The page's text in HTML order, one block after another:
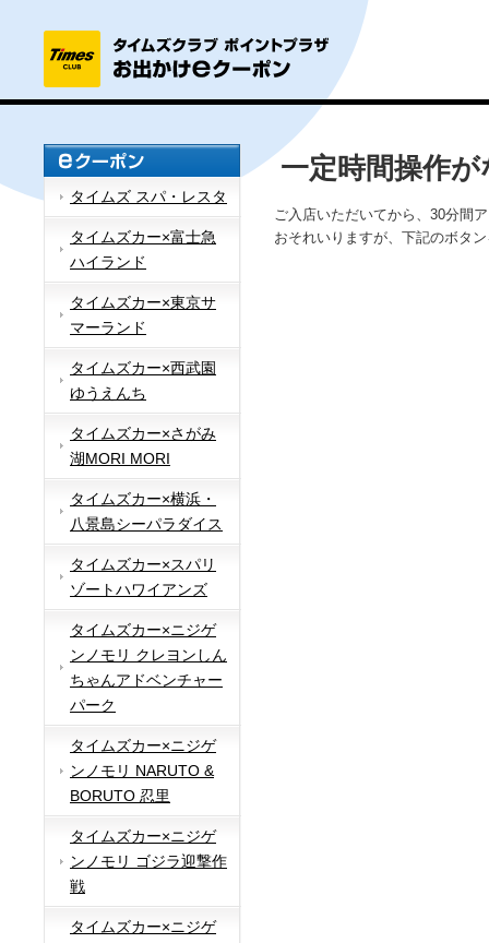
タイムズ スパ・レスタ
タイムズカー×富士急
ハイランド
タイムズカー×東京サ
マーランド
タイムズカー×西武園
ゆうえんち
タイムズカー×さがみ
湖MORI MORI
タイムズカー×横浜・
八景島シーパラダイス
タイムズカー×スパリ
ゾートハワイアンズ
タイムズカー×ニジゲ
ンノモリ クレヨンしん
ちゃんアドベンチャー
パーク
タイムズカー×ニジゲ
ンノモリ NARUTO &
BORUTO 忍里
タイムズカー×ニジゲ
ンノモリ ゴジラ迎撃作
戦
タイムズカー×ニジゲ
一定時間操作
ご入店いただいてから、30分間
おそれいりますが、下記のボタ